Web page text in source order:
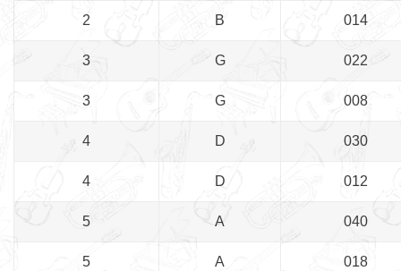
2 B 014
3 G 022
3 G 008
4 D 030
4 D 012
5 A 040
5 A 018